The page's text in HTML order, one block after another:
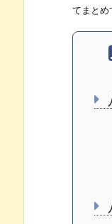
てまとめ